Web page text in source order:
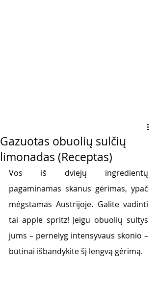
Gazuotas obuolių sulčių
limonadas (Receptas)
Vos iš dviejų ingredientų
pagaminamas skanus gėrimas, ypač
mėgstamas Austrijoje. Galite vadinti
tai apple spritz! Jeigu obuolių sultys
jums – pernelyg intensyvaus skonio –
būtinai išbandykite šį lengvą gėrimą.